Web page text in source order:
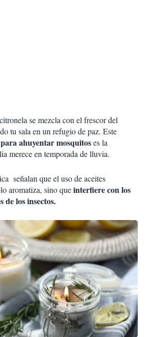
se mezcla con el frescor del
tu sala en un refugio de paz. Este
ahuyentar mosquitoses la
merece en temporada de lluvia.
señalan que el uso de aceites
aromatiza, sino queinterfiere con los
de los insectos.